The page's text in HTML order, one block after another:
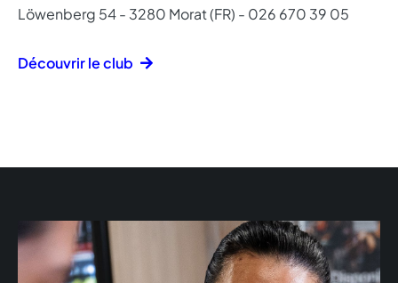
Löwenberg 54 - 3280 Morat (FR) - 026 670 39 05
Découvrir le club